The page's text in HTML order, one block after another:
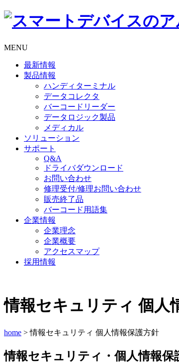
MENU
最新情報
製品情報
ハンディターミナル
データコレクタ
バーコードリーダー
データロジック製品
メディカル
ソリューション
サポート
Q&A
ドライバダウンロード
お問い合わせ
修理受付/修理お問い合わせ
販売終了品
バーコード用語集
企業情報
企業理念
企業概要
アクセスマップ
採用情報
情報セキュリティ 個人
home > 情報セキュリティ 個人情報保護方針
情報セキュリティ・個人情報保